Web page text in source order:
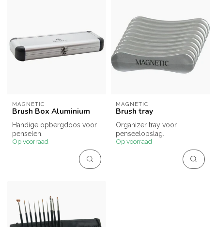
MAGNETIC
Brush Box Aluminium
Handige opbergdoos voor
penselen.
Op voorraad
MAGNETIC
Brush tray
Organizer tray voor
penseelopslag.
Op voorraad